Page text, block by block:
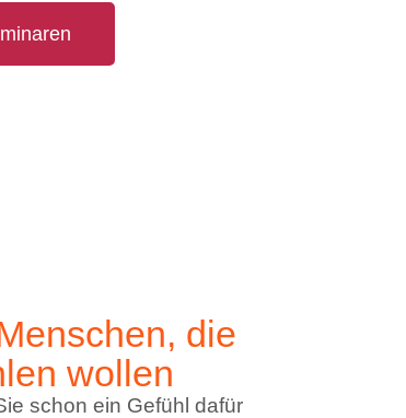
die
wollen
schon ein Gefühl dafür